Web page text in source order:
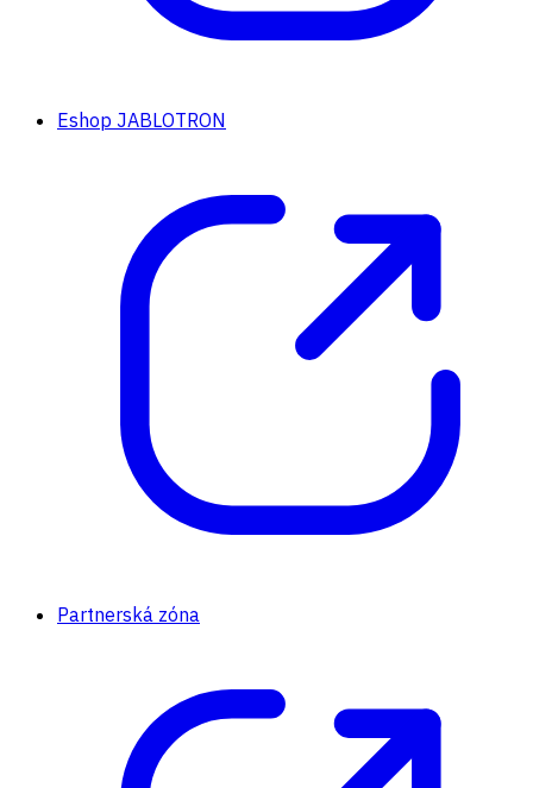
Eshop JABLOTRON
Partnerská zóna